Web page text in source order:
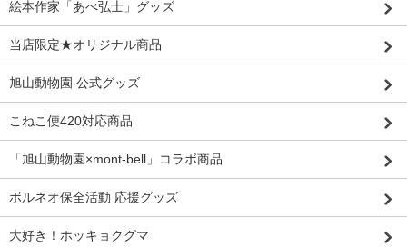
絵本作家「あべ弘士」グッズ
当店限定★オリジナル商品
旭山動物園 公式グッズ
こねこ便420対応商品
「旭山動物園×mont-bell」コラボ商品
ボルネオ保全活動 応援グッズ
大好き！ホッキョクグマ